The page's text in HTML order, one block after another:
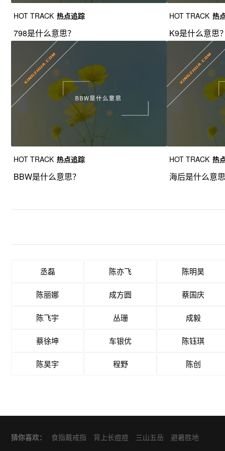
HOT TRACK 热点追踪
798是什么意思？
HOT TRACK 热
K9是什么意思
HOT TRACK 热点追踪
BBW是什么意思？
HOT TRACK 热
海后是什么意
丞磊 陈亦飞 陈明昊
陈丽娜 成方圆 蔡国庆
陈飞宇 丛珊 成毅
蔡徐坤 车银优 陈钰琪
陈昊宇 程野 陈创
猜你喜欢： 食指戴戒指 背上长痘痘 三山五岳
避暑胜地